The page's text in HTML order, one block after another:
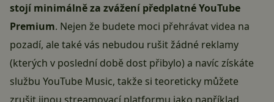
stojí minimálně za zvážení předplatnéYouTube
Premium. Nejen že budete moci přehrávat videa na
pozadí, ale také vás nebudou rušit žádné reklamy
(kterých v poslední době dost přibylo) a navíc získáte
službu YouTube Music, takže si teoreticky můžete